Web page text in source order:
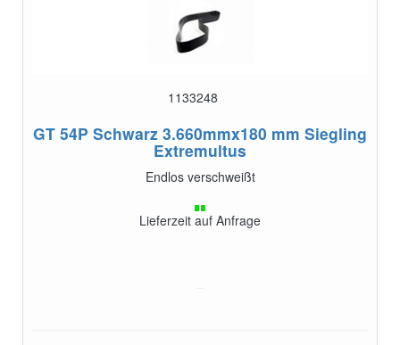
1133248
GT 54P Schwarz 3.660mmx180 mm Siegling
Extremultus
Endlos verschweißt
Lieferzeit auf Anfrage